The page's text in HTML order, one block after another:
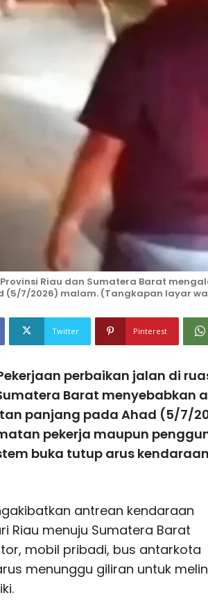
Riau dan Sumatera Barat
7/2026) malam. (Tangkapan layar
Twitter Pinterest
Pekerjaan perbaikan jalan di
Barat menyebabkan
panjang pada Ahad (5/7/
pekerja maupun
buka tutup arus
antrean kendaraan
Riau menuju Sumatera Barat
mobil pribadi, bus antarkota
menunggu giliran untuk